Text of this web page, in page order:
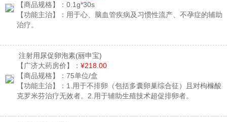
【商品规格】： 0.1g*30s
【功能主治】： 用于心、脑血管疾病及习惯性流产、不孕症的辅助
治疗。
注射用尿促卵泡素(丽申宝)
【广济大药房价】： ¥218.00
【商品规格】： 75单位/盒
【功能主治】： 1.用于不排卵（包括多囊卵巢综合征）且对枸橼酸
克罗米芬治疗无效者。2.用于辅助生殖技术超促排卵者。